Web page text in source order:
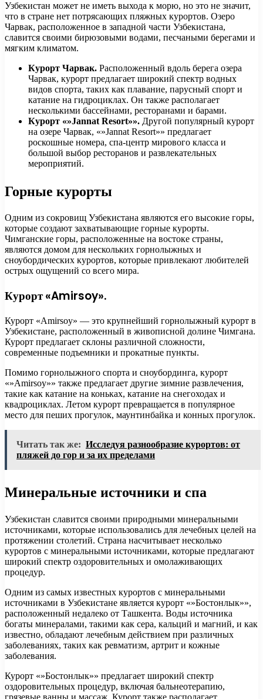
Узбекистан может не иметь выхода к морю, но это не значит,
что в стране нет потрясающих пляжных курортов. Озеро
Чарвак, расположенное в западной части Узбекистана,
славится своими бирюзовыми водами, песчаными берегами и
мягким климатом.
Курорт Чарвак. Расположенный вдоль берега озера
Чарвак, курорт предлагает широкий спектр водных
видов спорта, таких как плавание, парусный спорт и
катание на гидроциклах. Он также располагает
несколькими бассейнами, ресторанами и барами.
Курорт «»Jannat Resort»». Другой популярный курорт
на озере Чарвак, «»Jannat Resort»» предлагает
роскошные номера, спа-центр мирового класса и
большой выбор ресторанов и развлекательных
мероприятий.
Горные курорты
Одним из сокровищ Узбекистана являются его высокие горы,
которые создают захватывающие горные курорты.
Чимганские горы, расположенные на востоке страны,
являются домом для нескольких горнолыжных и
сноубордических курортов, которые привлекают любителей
острых ощущений со всего мира.
Курорт «Amirsoy».
Курорт «Amirsoy» — это крупнейший горнолыжный курорт в
Узбекистане, расположенный в живописной долине Чимгана.
Курорт предлагает склоны различной сложности,
современные подъемники и прокатные пункты.
Помимо горнолыжного спорта и сноубординга, курорт
«»Amirsoy»» также предлагает другие зимние развлечения,
такие как катание на коньках, катание на снегоходах и
квадроциклах. Летом курорт превращается в популярное
место для пеших прогулок, маунтинбайка и конных прогулок.
Читать так же: Исследуя разнообразие курортов: от
пляжей до гор и за их пределами
Минеральные источники и спа
Узбекистан славится своими природными минеральными
источниками, которые использовались для лечебных целей на
протяжении столетий. Страна насчитывает несколько
курортов с минеральными источниками, которые предлагают
широкий спектр оздоровительных и омолаживающих
процедур.
Одним из самых известных курортов с минеральными
источниками в Узбекистане является курорт «»Бостонлык»»,
расположенный недалеко от Ташкента. Воды источника
богаты минералами, такими как сера, кальций и магний, и как
известно, обладают лечебным действием при различных
заболеваниях, таких как ревматизм, артрит и кожные
заболевания.
Курорт «»Бостонлык»» предлагает широкий спектр
оздоровительных процедур, включая бальнеотерапию,
грязевые ванны и массаж. Курорт также располагает